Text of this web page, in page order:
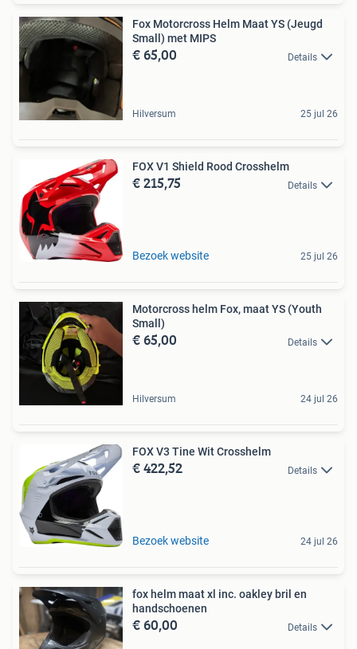
Fox Motorcross Helm Maat YS (Jeugd
Small) met MIPS
€ 65,00 Details
Hilversum 25 jul 26
FOX V1 Shield Rood Crosshelm
€ 215,75 Details
Bezoek website 25 jul 26
Motorcross helm Fox, maat YS (Youth
Small)
€ 65,00 Details
Hilversum 24 jul 26
FOX V3 Tine Wit Crosshelm
€ 422,52 Details
Bezoek website 24 jul 26
fox helm maat xl inc. oakley bril en
handschoenen
€ 60,00 Details